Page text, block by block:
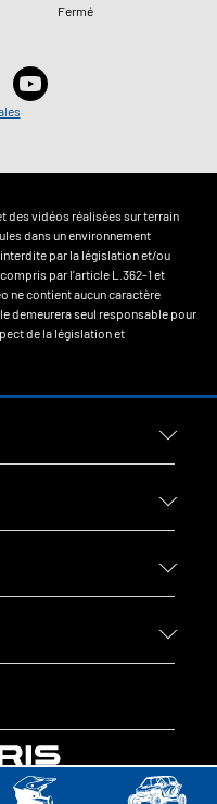
Fermé
des vidéos réalisées sur terrain
dans un environnement
par la législation et/ou
par l'article L.362-1 et
ne contient aucun caractère
demeurera seul responsable pour
de la législation et